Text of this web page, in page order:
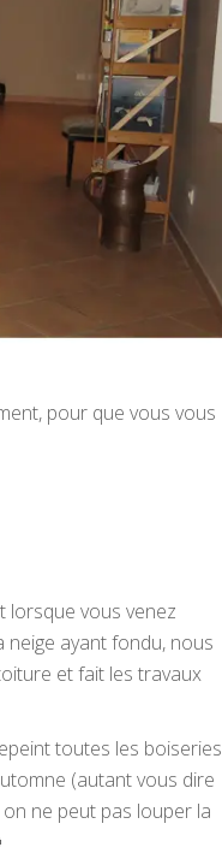
pour que vous vous
lorsque vous venez
ayant fondu, nous
et fait les travaux
toutes les boiseries
(autant vous dire
ne peut pas louper la